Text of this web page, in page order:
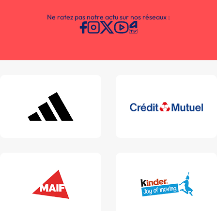
Ne ratez pas notre actu sur nos réseaux :